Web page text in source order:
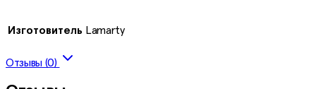
Изготовитель Lamarty
Отзывы (0)